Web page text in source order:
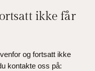
ikke får
og fortsatt ikke
kontakte oss på: